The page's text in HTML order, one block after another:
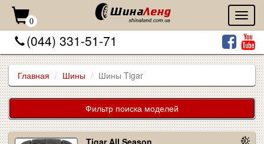
0
(044) 331-51-71
Главная Шины Шины Tigar
Фильтр поиска моделей
Tigar All Season